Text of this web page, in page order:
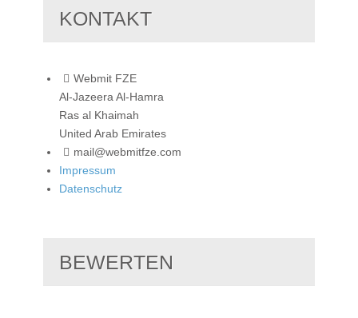
KONTAKT
Webmit FZE
Al-Jazeera Al-Hamra
Ras al Khaimah
United Arab Emirates
mail@webmitfze.com
Impressum
Datenschutz
BEWERTEN